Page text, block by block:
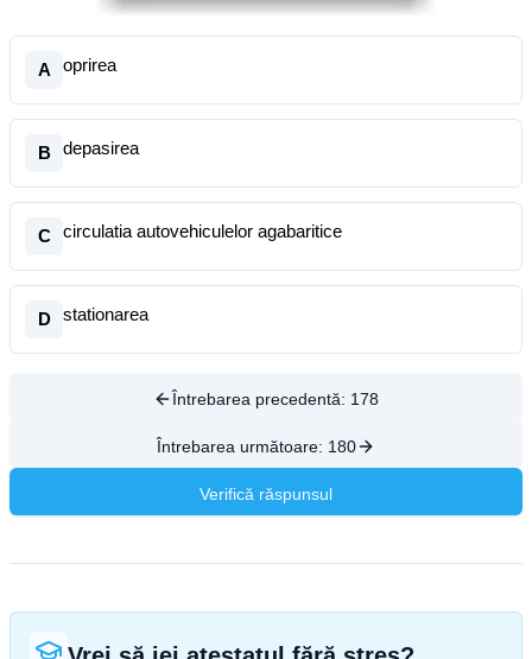
A oprirea
B depasirea
C circulatia autovehiculelor agabaritice
D stationarea
Întrebarea precedentă: 178
Întrebarea următoare: 180
Verifică răspunsul